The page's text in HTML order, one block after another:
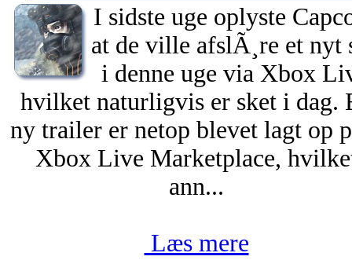
I sidste uge oplyste
at de ville afslÃ¸re et nyt
i denne uge via Xbox
hvilket naturligvis er sket i dag.
ny trailer er netop blevet lagt op
Xbox Live Marketplace,
ann...
Læs mere